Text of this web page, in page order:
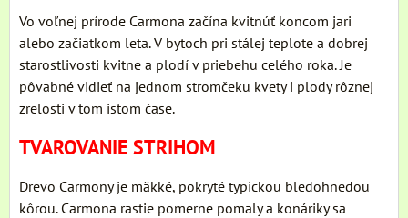
Vo voľnej prírode Carmona začína kvitnúť koncom jari
alebo začiatkom leta. V bytoch pri stálej teplote a dobrej
starostlivosti kvitne a plodí v priebehu celého roka. Je
pôvabné vidieť na jednom stromčeku kvety i plody rôznej
zrelosti v tom istom čase.
TVAROVANIE STRIHOM
Drevo Carmony je mäkké, pokryté typickou bledohnedou
kôrou. Carmona rastie pomerne pomaly a konáriky sa